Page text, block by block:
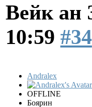
Вейк ан
10:59 #34
Andralex
OFFLINE
Боярин